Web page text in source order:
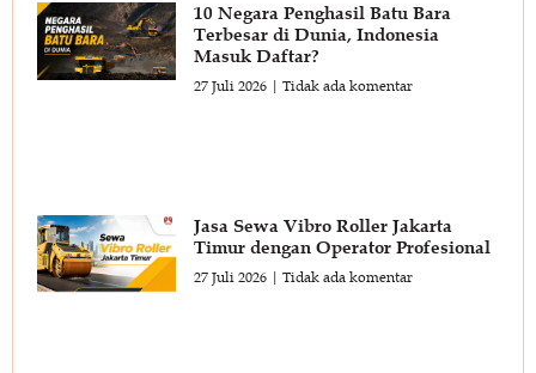
10 Negara Penghasil Batu Bara
Terbesar di Dunia, Indonesia
Masuk Daftar?
27 Juli 2026 Tidak ada komentar
Jasa Sewa Vibro Roller Jakarta
Timur dengan Operator Profesional
27 Juli 2026 Tidak ada komentar